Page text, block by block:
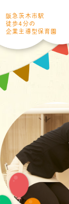
阪急茨木市駅
徒歩4分の
企業主導型保育園